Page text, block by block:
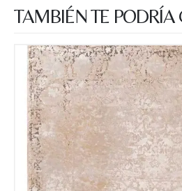
TAMBIÉN TE PODRÍA
Nombre y apellido*
Teléfono
Correo electronico*
Tu mensaje.